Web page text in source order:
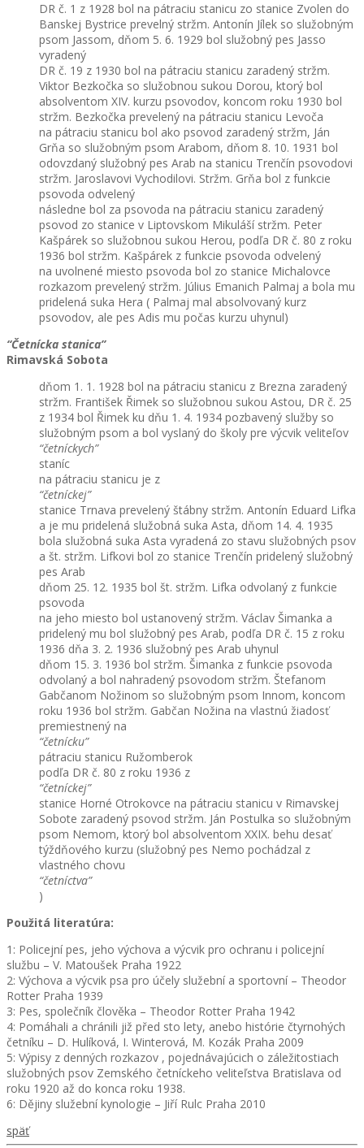
DR č. 1 z 1928 bol na pátraciu stanicu zo stanice Zvolen do
Banskej Bystrice prevelný stržm. Antonín Jílek so služobným
psom Jassom, dňom 5. 6. 1929 bol služobný pes Jasso
vyradený
DR č. 19 z 1930 bol na pátraciu stanicu zaradený stržm.
Viktor Bezkočka so služobnou sukou Dorou, ktorý bol
absolventom XIV. kurzu psovodov, koncom roku 1930 bol
stržm. Bezkočka prevelený na pátraciu stanicu Levoča
na pátraciu stanicu bol ako psovod zaradený stržm, Ján
Grňa so služobným psom Arabom, dňom 8. 10. 1931 bol
odovzdaný služobný pes Arab na stanicu Trenčín psovodovi
stržm. Jaroslavovi Vychodilovi. Stržm. Grňa bol z funkcie
psovoda odvelený
následne bol za psovoda na pátraciu stanicu zaradený
psovod zo stanice v Liptovskom Mikuláší stržm. Peter
Kašpárek so služobnou sukou Herou, podľa DR č. 80 z roku
1936 bol stržm. Kašpárek z funkcie psovoda odvelený
na uvolnené miesto psovoda bol zo stanice Michalovce
rozkazom prevelený stržm. Július Emanich Palmaj a bola mu
pridelená suka Hera ( Palmaj mal absolvovaný kurz
psovodov, ale pes Adis mu počas kurzu uhynul)
“Četnícka stanica”
Rimavská Sobota
dňom 1. 1. 1928 bol na pátraciu stanicu z Brezna zaradený
stržm. František Řimek so služobnou sukou Astou, DR č. 25
z 1934 bol Řimek ku dňu 1. 4. 1934 pozbavený služby so
služobným psom a bol vyslaný do školy pre výcvik veliteľov
“četníckych”
staníc
na pátraciu stanicu je z
“četníckej”
stanice Trnava prevelený štábny stržm. Antonín Eduard Lifka
a je mu pridelená služobná suka Asta, dňom 14. 4. 1935
bola služobná suka Asta vyradená zo stavu služobných psov
a št. stržm. Lifkovi bol zo stanice Trenčín pridelený služobný
pes Arab
dňom 25. 12. 1935 bol št. stržm. Lifka odvolaný z funkcie
psovoda
na jeho miesto bol ustanovený stržm. Václav Šimanka a
pridelený mu bol služobný pes Arab, podľa DR č. 15 z roku
1936 dňa 3. 2. 1936 služobný pes Arab uhynul
dňom 15. 3. 1936 bol stržm. Šimanka z funkcie psovoda
odvolaný a bol nahradený psovodom stržm. Štefanom
Gabčanom Nožinom so služobným psom Innom, koncom
roku 1936 bol stržm. Gabčan Nožina na vlastnú žiadosť
premiestnený na
“četnícku”
pátraciu stanicu Ružomberok
podľa DR č. 80 z roku 1936 z
“četníckej”
stanice Horné Otrokovce na pátraciu stanicu v Rimavskej
Sobote zaradený psovod stržm. Ján Postulka so služobným
psom Nemom, ktorý bol absolventom XXIX. behu desať
týždňového kurzu (služobný pes Nemo pochádzal z
vlastného chovu
“četníctva”
)
Použitá literatúra:
1: Policejní pes, jeho výchova a výcvik pro ochranu i policejní
službu – V. Matoušek Praha 1922
2: Výchova a výcvik psa pro účely služební a sportovní – Theodor
Rotter Praha 1939
3: Pes, společník člověka – Theodor Rotter Praha 1942
4: Pomáhali a chránili již před sto lety, anebo histórie čtyrnohých
četníku – D. Hulíková, I. Winterová, M. Kozák Praha 2009
5: Výpisy z denných rozkazov , pojednávajúcich o záležitostiach
služobných psov Zemského četníckeho veliteľstva Bratislava od
roku 1920 až do konca roku 1938.
6: Dějiny služební kynologie – Jiří Rulc Praha 2010
späť